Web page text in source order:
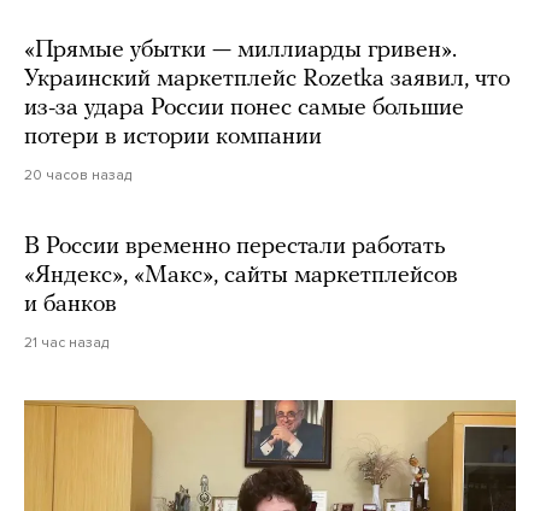
«Прямые убытки — миллиарды гривен».
Украинский маркетплейс Rozetka заявил, что
из-за удара России понес самые большие
потери в истории компании
20 часов назад
В России временно перестали работать
«Яндекс», «Макс», сайты маркетплейсов
и банков
21 час назад